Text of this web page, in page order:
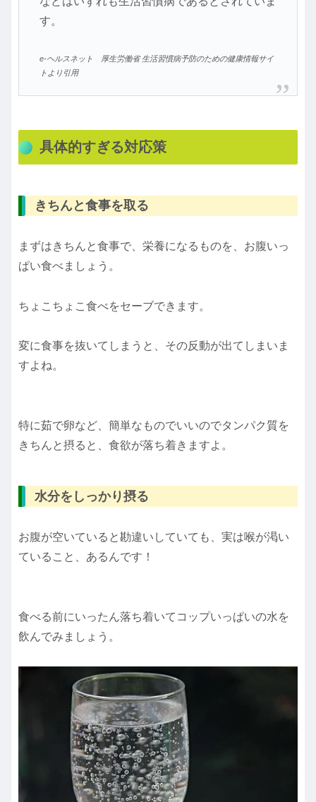
す。
e-ヘルスネット 厚生労働省 生活習慣病予防のための健康情報サイ
トより引用
具体的すぎる対応策
きちんと食事を取る
まずはきちんと食事で、栄養になるものを、お腹いっ
ぱい食べましょう。
ちょこちょこ食べをセーブできます。
変に食事を抜いてしまうと、その反動が出てしまいま
すよね。
特に茹で卵など、簡単なものでいいのでタンパク質を
きちんと摂ると、食欲が落ち着きますよ。
水分をしっかり摂る
お腹が空いていると勘違いしていても、実は喉が渇い
ていること、あるんです！
食べる前にいったん落ち着いてコップいっぱいの水を
飲んでみましょう。